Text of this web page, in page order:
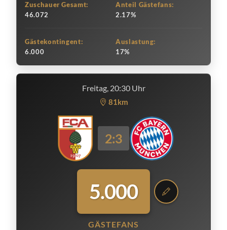
Zuschauer Gesamt:
46.072
Anteil Gästefans:
2.17%
Gästekontingent:
6.000
Auslastung:
17%
Freitag, 20:30 Uhr
81km
2:3
5.000
GÄSTEFANS